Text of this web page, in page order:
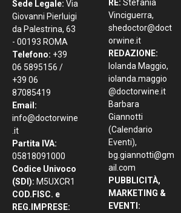
Sede Legale: Via
Giovanni Pierluigi
da Palestrina, 63
- 00193 ROMA
Telefono: +39
06 5895156 /
+39 06
87085419
Email:
info@doctorwine
.it
Partita IVA:
05818091000
Codice Univoco
(SDI): M5UXCR1
COD.FISC. e
REG.IMPRESE:
RE: Stefania
Vinciguerra,
shedoctor@doct
orwine.it
REDAZIONE:
Iolanda Maggio,
iolanda.maggio
@doctorwine.it
Barbara
Giannotti
(Calendario
Eventi),
bg.giannotti@gm
ail.com
PUBBLICITÀ,
MARKETING &
EVENTI: